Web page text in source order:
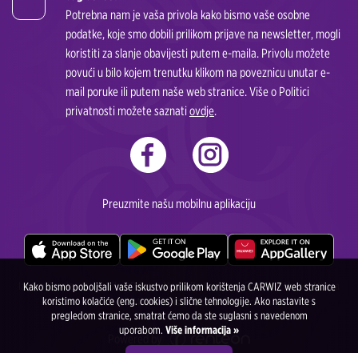
Potrebna nam je vaša privola kako bismo vaše osobne
podatke, koje smo dobili prilikom prijave na newsletter, mogli
koristiti za slanje obavijesti putem e-maila. Privolu možete
povući u bilo kojem trenutku klikom na poveznicu unutar e-
mail poruke ili putem naše web stranice. Više o Politici
privatnosti možete saznatiovdje.
Preuzmite našu mobilnu aplikaciju
Iznajmljivanje automobila DD Drive Marija Borković s.p. Gradiška, Majora Milana
Tepića 4, 78400 Gradiška, Bosna i Heregovina
Powered by
Kako bismo poboljšali vaše iskustvo prilikom korištenja CARWIZ web stranice
koristimo kolačiće (eng. cookies) i slične tehnologije. Ako nastavite s
pregledom stranice, smatrat ćemo da ste suglasni s navedenom
uporabom. Više informacija »